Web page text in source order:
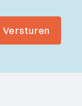
Versturen